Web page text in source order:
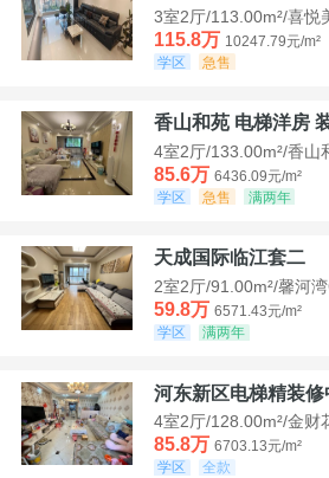
3室2厅/113.00m²/喜悦
115.8万 10247.79元/m²
学区
急售
香山和苑 电梯洋房
4室2厅/133.00m²/香山
85.6万 6436.09元/m²
学区
急售 满两年
天成国际临江套二
2室2厅/91.00m²/馨河
59.8万 6571.43元/m²
学区
满两年
河东新区电梯精装
4室2厅/128.00m²/金财
85.8万 6703.13元/m²
学区
全款